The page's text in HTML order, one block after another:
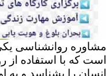
مشاوره روانشناسی
است که با استفاده